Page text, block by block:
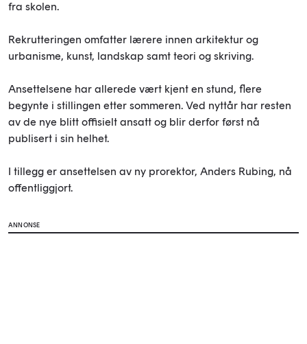
fra skolen.
Rekrutteringen omfatter lærere innen arkitektur og
urbanisme, kunst, landskap samt teori og skriving.
Ansettelsene har allerede vært kjent en stund, flere
begynte i stillingen etter sommeren. Ved nyttår har resten
av de nye blitt offisielt ansatt og blir derfor først nå
publisert i sin helhet.
I tillegg er ansettelsen av ny prorektor, Anders Rubing, nå
offentliggjort.
ANNONSE